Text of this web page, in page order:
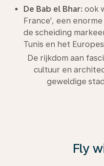
De Bab el Bhar: ook
France', een
de scheiding
Tunis en het
De rijkdom aan
cultuur en
geweldige
Fly